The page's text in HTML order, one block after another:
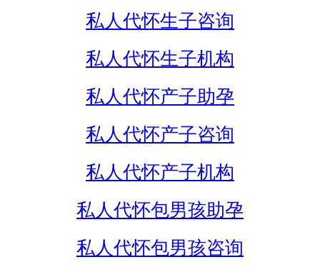
私人代怀生子咨询
私人代怀生子机构
私人代怀产子助孕
私人代怀产子咨询
私人代怀产子机构
私人代怀包男孩助孕
私人代怀包男孩咨询